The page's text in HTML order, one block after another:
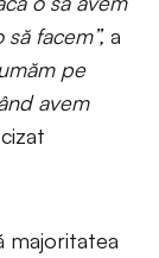
să facem”, a
pe
avem
majoritatea